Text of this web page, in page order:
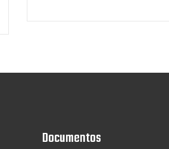
Documentos